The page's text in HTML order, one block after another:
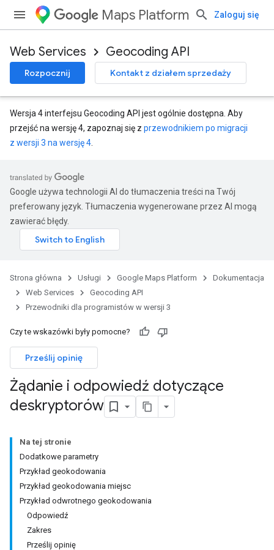
Maps Platform Zaloguj się
Web Services Geocoding API
Rozpocznij Kontakt z działem sprzedaży
Wersja 4 interfejsu Geocoding API jest ogólnie dostępna. Aby
przejść na wersję 4, zapoznaj się z przewodnikiem po migracji
z wersji 3 na wersję 4
Google używa technologii AI do tłumaczenia treści na Twój
preferowany język. Tłumaczenia wygenerowane przez AI mogą
zawierać błędy.
Strona główna Usługi Google Maps Platform
Dokumentacja
Web Services
Geocoding API
Przewodniki dla programistów w wersji 3
Czy te wskazówki były pomocne?
Prześlij opinię
Żądanie i odpowiedź dotyczące
deskryptorów
Na tej stronie
Dodatkowe parametry
Przykład geokodowania
Przykład geokodowania miejsc
Przykład odwrotnego geokodowania
Odpowiedź
Zakres
Prześlij opinię